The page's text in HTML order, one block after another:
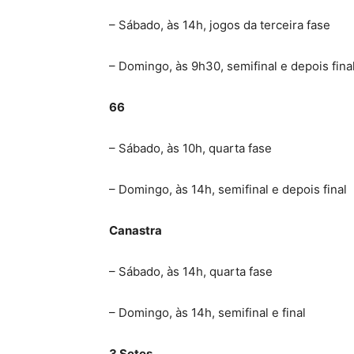
– Sábado, às 14h, jogos da terceira fase
– Domingo, às 9h30, semifinal e depois
66
– Sábado, às 10h, quarta fase
– Domingo, às 14h, semifinal e depois final
Canastra
– Sábado, às 14h, quarta fase
– Domingo, às 14h, semifinal e final